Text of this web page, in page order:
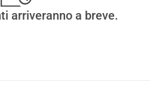
arriveranno a breve.